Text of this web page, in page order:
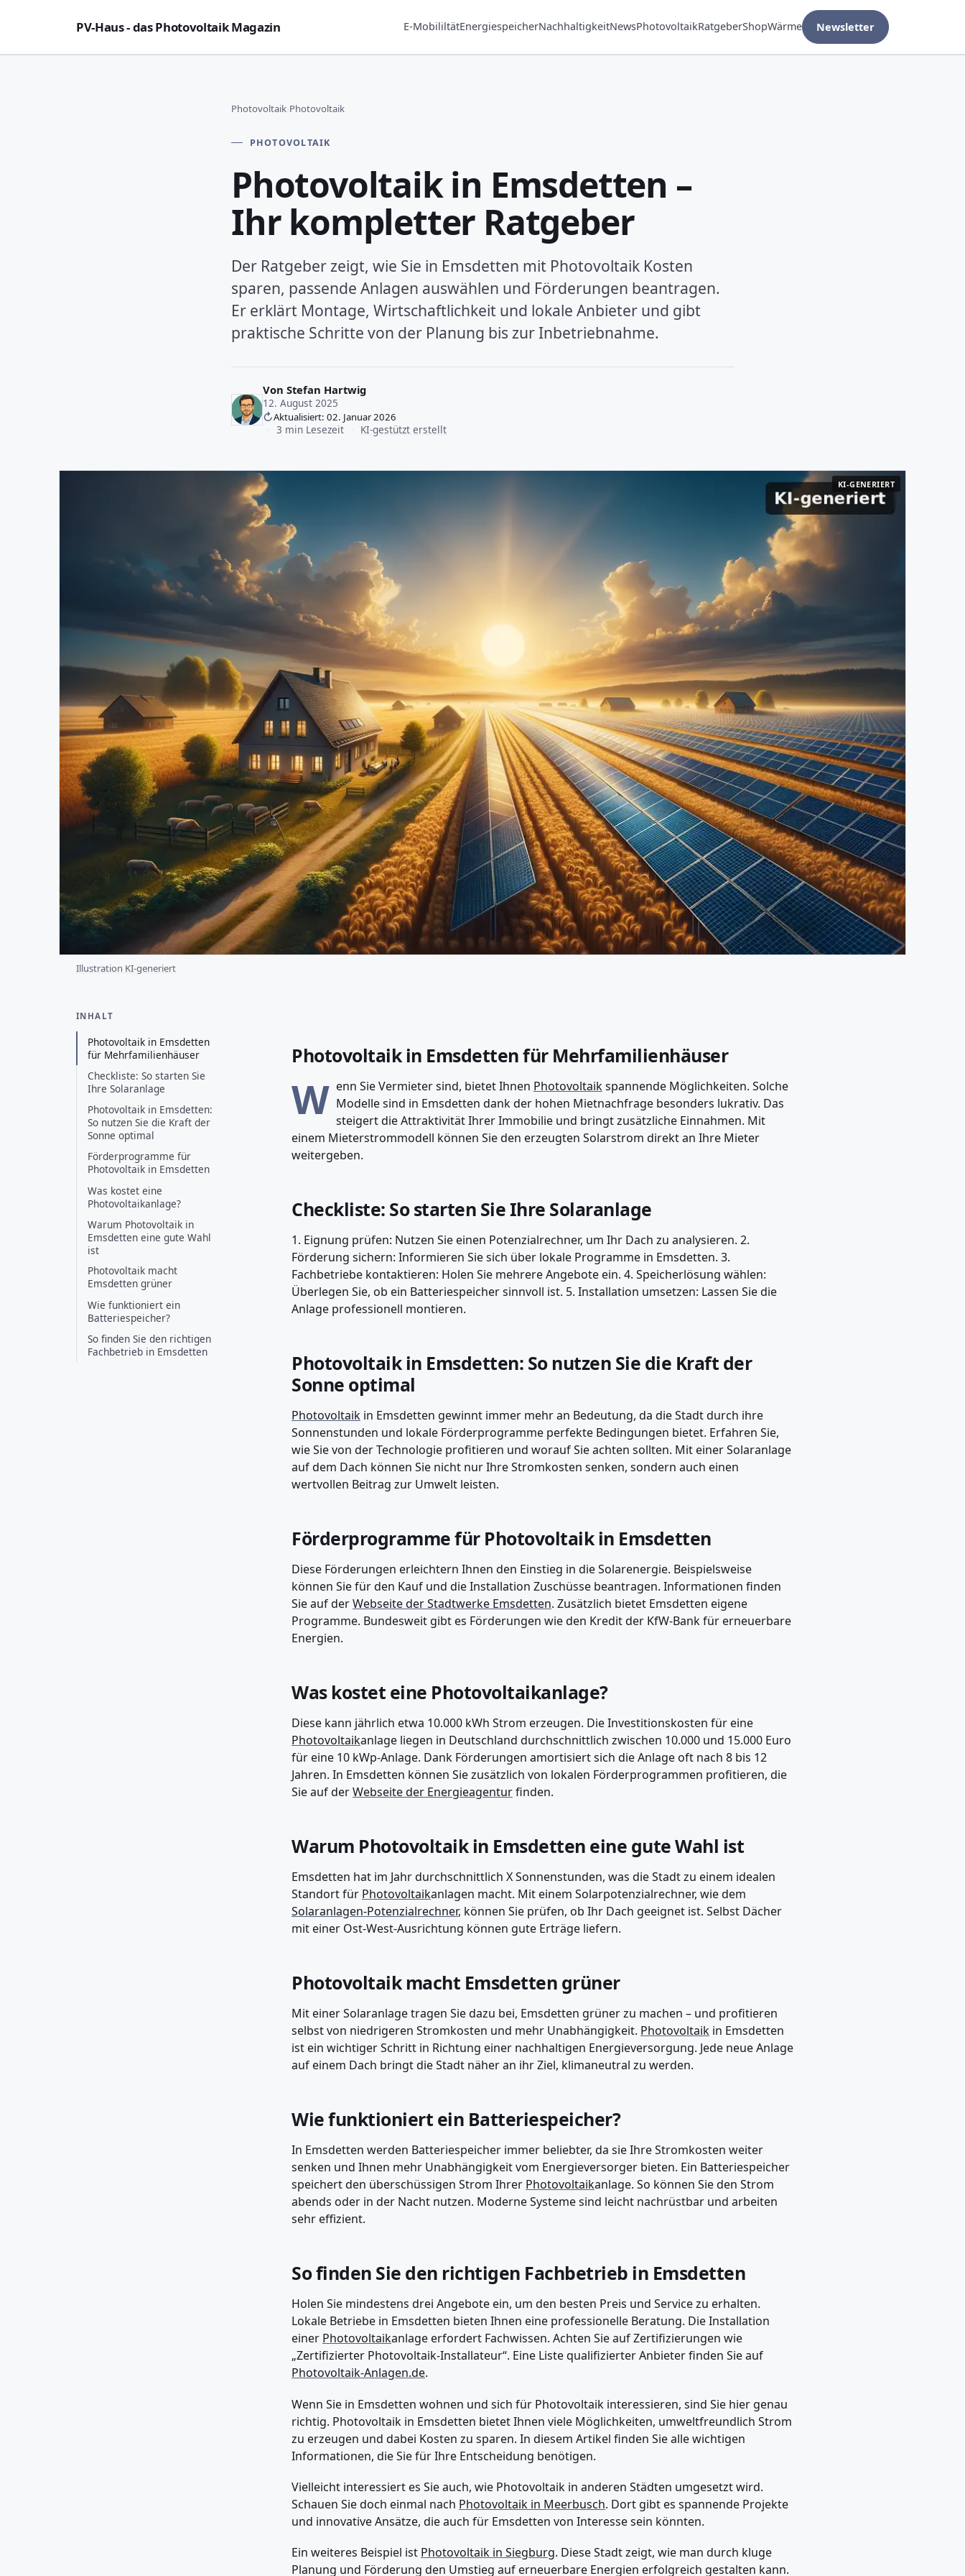
PV-Haus - das Photovoltaik Magazin E-MobililtätEnergiespeicherNachhaltigkeitNewsPhotovoltaikRatgeberShopWärme Newsletter
Photovoltaik›Photovoltaik
PHOTOVOLTAIK
Photovoltaik in Emsdetten –
Ihr kompletter Ratgeber
Der Ratgeber zeigt, wie Sie in Emsdetten mit Photovoltaik Kosten
sparen, passende Anlagen auswählen und Förderungen beantragen.
Er erklärt Montage, Wirtschaftlichkeit und lokale Anbieter und gibt
praktische Schritte von der Planung bis zur Inbetriebnahme.
Von Stefan Hartwig
12. August 2025
Aktualisiert: 02. Januar 2026
3 min Lesezeit KI-gestützt erstellt
KI-GENERIERT
Illustration KI-generiert
INHALT
Photovoltaik in Emsdetten
für Mehrfamilienhäuser
Checkliste: So starten Sie
Ihre Solaranlage
Photovoltaik in Emsdetten:
So nutzen Sie die Kraft der
Sonne optimal
Förderprogramme für
Photovoltaik in Emsdetten
Was kostet eine
Photovoltaikanlage?
Warum Photovoltaik in
Emsdetten eine gute Wahl
ist
Photovoltaik macht
Emsdetten grüner
Wie funktioniert ein
Batteriespeicher?
So finden Sie den richtigen
Fachbetrieb in Emsdetten
Photovoltaik in Emsdetten für Mehrfamilienhäuser
W enn Sie Vermieter sind, bietet Ihnen Photovoltaikspannende Möglichkeiten. Solche
Modelle sind in Emsdetten dank der hohen Mietnachfrage besonders lukrativ. Das
steigert die Attraktivität Ihrer Immobilie und bringt zusätzliche Einnahmen. Mit
einem Mieterstrommodell können Sie den erzeugten Solarstrom direkt an Ihre Mieter
weitergeben.
Checkliste: So starten Sie Ihre Solaranlage
1. Eignung prüfen: Nutzen Sie einen Potenzialrechner, um Ihr Dach zu analysieren. 2.
Förderung sichern: Informieren Sie sich über lokale Programme in Emsdetten. 3.
Fachbetriebe kontaktieren: Holen Sie mehrere Angebote ein. 4. Speicherlösung wählen:
Überlegen Sie, ob ein Batteriespeicher sinnvoll ist. 5. Installation umsetzen: Lassen Sie die
Anlage professionell montieren.
Photovoltaik in Emsdetten: So nutzen Sie die Kraft der
Sonne optimal
Photovoltaik in Emsdetten gewinnt immer mehr an Bedeutung, da die Stadt durch ihre
Sonnenstunden und lokale Förderprogramme perfekte Bedingungen bietet. Erfahren Sie,
wie Sie von der Technologie profitieren und worauf Sie achten sollten. Mit einer Solaranlage
auf dem Dach können Sie nicht nur Ihre Stromkosten senken, sondern auch einen
wertvollen Beitrag zur Umwelt leisten.
Förderprogramme für Photovoltaik in Emsdetten
Diese Förderungen erleichtern Ihnen den Einstieg in die Solarenergie. Beispielsweise
können Sie für den Kauf und die Installation Zuschüsse beantragen. Informationen finden
Sie auf derWebseite der Stadtwerke Emsdetten. Zusätzlich bietet Emsdetten eigene
Programme. Bundesweit gibt es Förderungen wie den Kredit der KfW-Bank für erneuerbare
Energien.
Was kostet eine Photovoltaikanlage?
Diese kann jährlich etwa 10.000 kWh Strom erzeugen. Die Investitionskosten für eine
Photovoltaikanlage liegen in Deutschland durchschnittlich zwischen 10.000 und 15.000 Euro
für eine 10 kWp-Anlage. Dank Förderungen amortisiert sich die Anlage oft nach 8 bis 12
Jahren. In Emsdetten können Sie zusätzlich von lokalen Förderprogrammen profitieren, die
Sie auf derWebseite der Energieagenturfinden.
Warum Photovoltaik in Emsdetten eine gute Wahl ist
Emsdetten hat im Jahr durchschnittlich X Sonnenstunden, was die Stadt zu einem idealen
Standort für Photovoltaikanlagen macht. Mit einem Solarpotenzialrechner, wie dem
Solaranlagen-Potenzialrechner, können Sie prüfen, ob Ihr Dach geeignet ist. Selbst Dächer
mit einer Ost-West-Ausrichtung können gute Erträge liefern.
Photovoltaik macht Emsdetten grüner
Mit einer Solaranlage tragen Sie dazu bei, Emsdetten grüner zu machen – und profitieren
selbst von niedrigeren Stromkosten und mehr Unabhängigkeit. Photovoltaik in Emsdetten
ist ein wichtiger Schritt in Richtung einer nachhaltigen Energieversorgung. Jede neue Anlage
auf einem Dach bringt die Stadt näher an ihr Ziel, klimaneutral zu werden.
Wie funktioniert ein Batteriespeicher?
In Emsdetten werden Batteriespeicher immer beliebter, da sie Ihre Stromkosten weiter
senken und Ihnen mehr Unabhängigkeit vom Energieversorger bieten. Ein Batteriespeicher
speichert den überschüssigen Strom Ihrer Photovoltaikanlage. So können Sie den Strom
abends oder in der Nacht nutzen. Moderne Systeme sind leicht nachrüstbar und arbeiten
sehr effizient.
So finden Sie den richtigen Fachbetrieb in Emsdetten
Holen Sie mindestens drei Angebote ein, um den besten Preis und Service zu erhalten.
Lokale Betriebe in Emsdetten bieten Ihnen eine professionelle Beratung. Die Installation
einer Photovoltaikanlage erfordert Fachwissen. Achten Sie auf Zertifizierungen wie
„Zertifizierter Photovoltaik-Installateur“. Eine Liste qualifizierter Anbieter finden Sie auf
Photovoltaik-Anlagen.de.
Wenn Sie in Emsdetten wohnen und sich für Photovoltaik interessieren, sind Sie hier genau
richtig. Photovoltaik in Emsdetten bietet Ihnen viele Möglichkeiten, umweltfreundlich Strom
zu erzeugen und dabei Kosten zu sparen. In diesem Artikel finden Sie alle wichtigen
Informationen, die Sie für Ihre Entscheidung benötigen.
Vielleicht interessiert es Sie auch, wie Photovoltaik in anderen Städten umgesetzt wird.
Schauen Sie doch einmal nach Photovoltaik in Meerbusch. Dort gibt es spannende Projekte
und innovative Ansätze, die auch für Emsdetten von Interesse sein könnten.
Ein weiteres Beispiel ist Photovoltaik in Siegburg. Diese Stadt zeigt, wie man durch kluge
Planung und Förderung den Umstieg auf erneuerbare Energien erfolgreich gestalten kann.